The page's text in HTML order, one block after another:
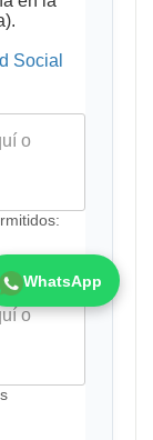
Social
o
o
WhatsApp